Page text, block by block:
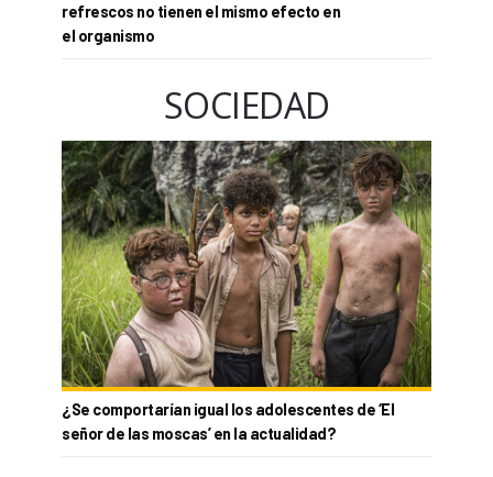
refrescos no tienen el mismo efecto en
el organismo
SOCIEDAD
¿Se comportarían igual los adolescentes de ‘El
señor de las moscas’ en la actualidad?